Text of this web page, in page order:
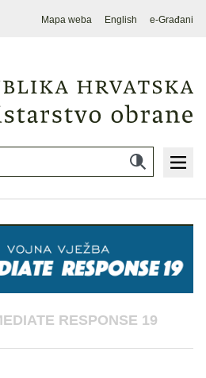
Mapa weba English e-Građani
RESPONSE 19